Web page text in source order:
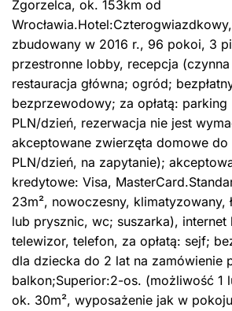
Zgorzelca, ok. 153km od
zbudowany w 2016 r., 96 pokoi, 3
przestronne lobby, recepcja
restauracja główna; ogród;
bezprzewodowy; za opłatą:
PLN/dzień, rezerwacja nie jest
akceptowane zwierzęta domowe
PLN/dzień, na zapytanie);
kredytowe: Visa,
23m², nowoczesny, klimatyzowany,
lub prysznic, wc; suszarka),
telewizor, telefon, za opłatą: sejf;
dla dziecka do 2 lat na zamówienie
balkon;Superior:2-os. (możliwość 1
ok. 30m², wyposażenie jak w